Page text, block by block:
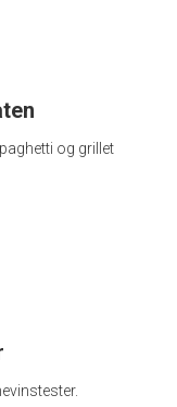
og grillet